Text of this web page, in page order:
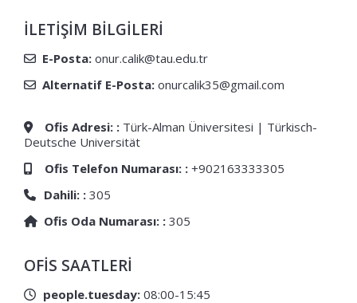
İLETIŞIM BILGILERI
E-Posta: onur.calik@tau.edu.tr
Alternatif E-Posta: onurcalik35@gmail.com
Ofis Adresi: : Türk-Alman Üniversitesi | Türkisch-
Deutsche Universität
Ofis Telefon Numarası: : +902163333305
Dahili: : 305
Ofis Oda Numarası: : 305
OFIS SAATLERI
people.tuesday: 08:00-15:45